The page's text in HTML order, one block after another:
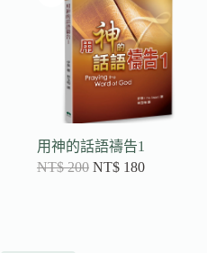
用神的話語禱告1
NT$200 NT$180